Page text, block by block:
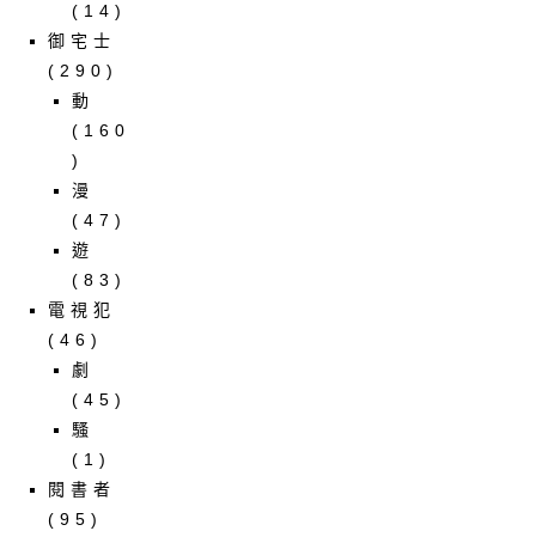
(14)
御宅士
(290)
動
(160
)
漫
(47)
遊
(83)
電視犯
(46)
劇
(45)
騷
(1)
閱書者
(95)